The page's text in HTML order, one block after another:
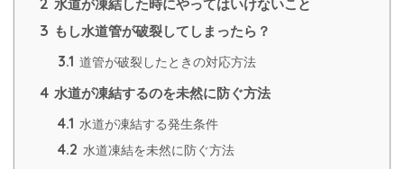
水道が凍結した時にやってはいけないこと
3 もし水道管が破裂してしまったら？
3.1 道管が破裂したときの対応方法
4 水道が凍結するのを未然に防ぐ方法
4.1 水道が凍結する発生条件
4.2 水道凍結を未然に防ぐ方法